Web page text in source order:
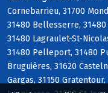
Cornebarrieu, 31700
31480 Bellesserre, 31480
31480 Lagraulet-St-
31480 Pelleport, 31480
Bruguières, 31620
Gargas, 31150